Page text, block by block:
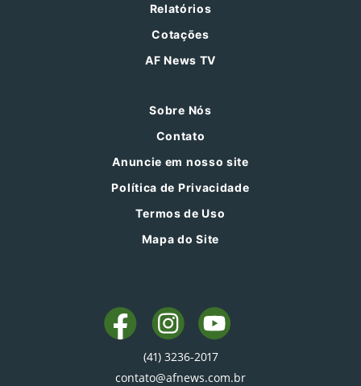
Relatórios
Cotações
AF News TV
Sobre Nós
Contato
Anuncie em nosso site
Política de Privacidade
Termos de Uso
Mapa do Site
(41) 3236-2017
contato@afnews.com.br